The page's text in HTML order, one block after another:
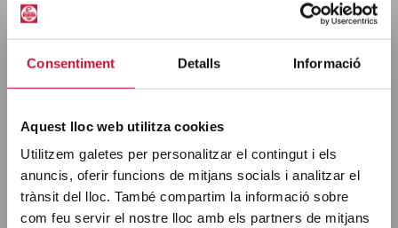
Consentiment Detalls Informació
Aquest lloc web utilitza cookies
Utilitzem galetes per personalitzar el contingut i els
anuncis, oferir funcions de mitjans socials i analitzar el
trànsit del lloc. També compartim la informació sobre
com feu servir el nostre lloc amb els partners de mitjans
Per què estudiar el
Doble Grau ADE +
Màrqueting i
Comunicació Digital a
Euncet?